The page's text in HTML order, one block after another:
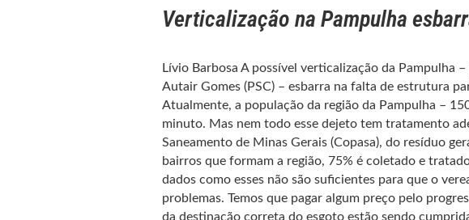
Verticalização na Pampulha
Lívio Barbosa A possível verticalização da
Autair Gomes (PSC) – esbarra na falta de estrutura
Atualmente, a população da região da Pampulha –
minuto. Mas nem todo esse dejeto tem tratamento
Saneamento de Minas Gerais (Copasa), do resíduo
bairros que formam a região, 75% é coletado e
dados como esses não são suficientes para que o
problemas. Temos que pagar algum preço pelo
da destinação correta do esgoto estão sendo